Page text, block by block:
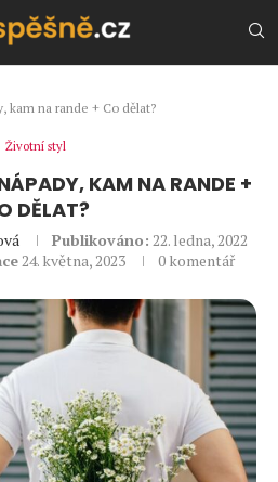
kam na rande + Co dělat?
Životní styl
KAM NA RANDE +
DĚLAT?
Publikováno: 22. ledna, 2022
24. května, 2023 0 komentář